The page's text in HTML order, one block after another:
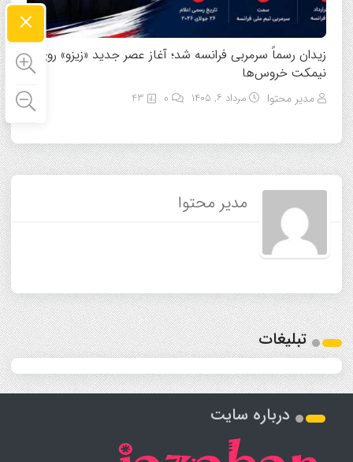
زیدان رسماً سرمربی فرانسه شد؛ آغاز عصر جدید «زیزو» روی
نیمکت خروس‌ها
مدیر محتوا مرداد ۶, ۱۴۰۵ 43
مدیر محتوا
تبلیغات
×
درباره سایت